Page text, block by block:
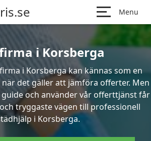
Menu
i Korsberga
i Korsberga kan kännas som en
det gäller att jämföra offerter. Men
och använder vår offerttjänst får
tryggaste vägen till professionell
i Korsberga.